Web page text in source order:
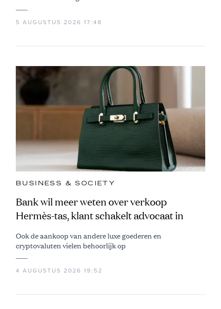
5 AUGUSTUS 2026 17:48
BUSINESS & SOCIETY
Bank wil meer weten over verkoop
Hermès-tas, klant schakelt advocaat in
Ook de aankoop van andere luxe goederen en
cryptovaluten vielen behoorlijk op
4 AUGUSTUS 2026 19:52